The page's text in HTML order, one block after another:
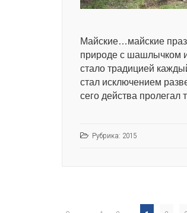
Майские…майские
природе с шашлычком и
стало традицией
стал исключением
сего действа пролегал
Рубрика: 2015